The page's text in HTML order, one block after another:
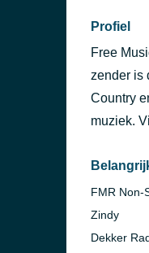
Ik
Profiel
Free
zender is
Country
muziek.
FMR Non-
Zindy
Dekker